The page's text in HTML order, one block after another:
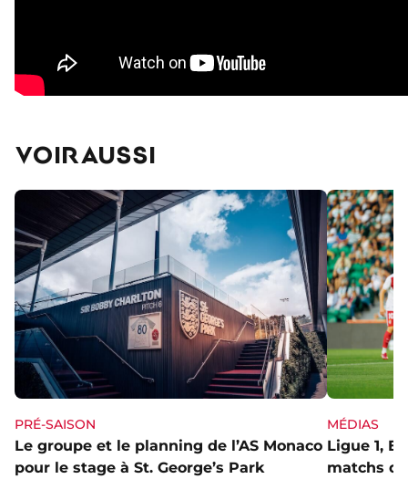
VOIR AUSSI
PRÉ-SAISON
Le groupe et le planning de l’AS Monaco
pour le stage à St. George’s Park
MÉDIAS
Ligue 1,
matchs